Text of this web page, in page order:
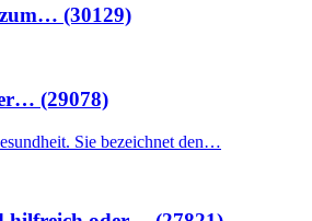
zum… (30129)
(29078)
Sie bezeichnet den…